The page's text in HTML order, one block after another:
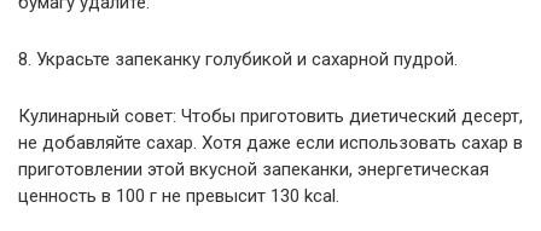
8. Украсьте запеканку голубикой и сахарной пудрой.
Кулинарный совет: Чтобы приготовить диетический десерт,
не добавляйте сахар. Хотя даже если использовать сахар в
приготовлении этой вкусной запеканки, энергетическая
ценность в 100 г не превысит 130 kcal.